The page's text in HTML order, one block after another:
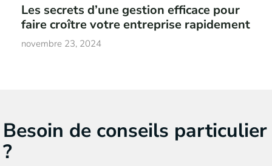
Les secrets d’une gestion efficace pour
faire croître votre entreprise rapidement
novembre 23, 2024
Besoin de conseils particulier
?